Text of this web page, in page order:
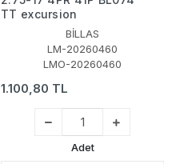
TT excursion
BİLLAS
LM-20260460
LMO-20260460
1.100,80 TL
Adet